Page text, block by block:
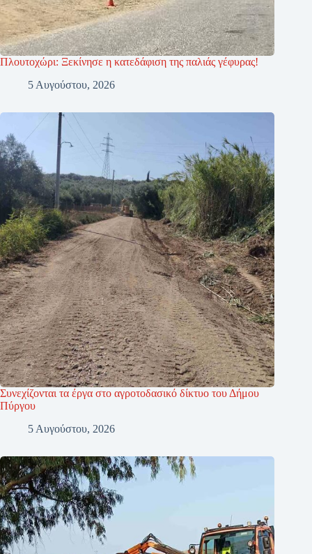
Πλουτοχώρι: Ξεκίνησε η κατεδάφιση της παλιάς γέφυρας!
5 Αυγούστου, 2026
Συνεχίζονται τα έργα στο αγροτοδασικό δίκτυο του Δήμου
Πύργου
5 Αυγούστου, 2026